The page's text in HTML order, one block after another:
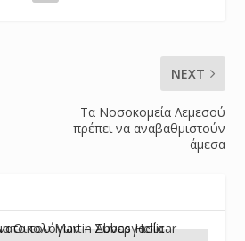
NEXT
Τα Νοσοκομεία Λεμεσού
πρέπει να αναβαθμιστούν
άμεσα